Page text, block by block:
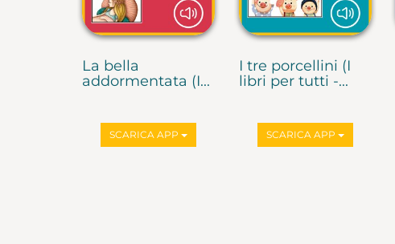
La bella
addormentata (I...
SCARICA APP
I tre porcellini (I
libri per tutti -...
SCARICA APP